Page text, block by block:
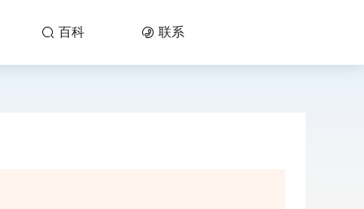
 百科  联系